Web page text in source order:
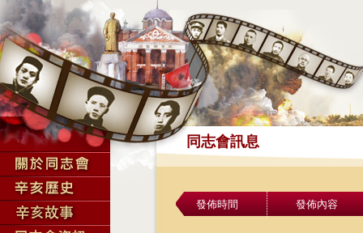
同志會訊息
發佈時間 發佈內容